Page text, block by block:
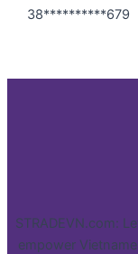
38**********679
STRADEVN.com:
empower